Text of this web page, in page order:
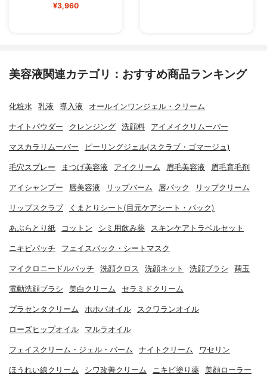
¥3,960
美容液関連カテゴリ：おすすめ商品ランキング
化粧水 乳液 導入液 オールインワンジェル・クリーム
ナイトパウダー クレンジング 洗顔料 アイメイクリムーバー
マスカラリムーバー ピーリングジェル(スクラブ・ゴマージュ)
毛穴スプレー まつげ美容液 アイクリーム 眉毛美容液 眉毛育毛剤
アイシャンプー 唇美容液 リップバーム 唇パック リップクリーム
リップスクラブ くまとりシート(目元ケアシート・パック)
あぶらとり紙 コットン シミ用飲み薬 スキンケアトラベルセット
ニキビパッチ フェイスパック・シートマスク
マイクロニードルパッチ 洗顔クロス 洗顔ネット 洗顔ブラシ 繭玉
電動洗顔ブラシ 美白クリーム セラミドクリーム
プラセンタクリーム ホホバオイル スクワランオイル
ローズヒップオイル マルラオイル
フェイスクリーム・ジェル・バーム ナイトクリーム ワセリン
ほうれい線クリーム シワ改善クリーム ニキビ塗り薬 美顔ローラー